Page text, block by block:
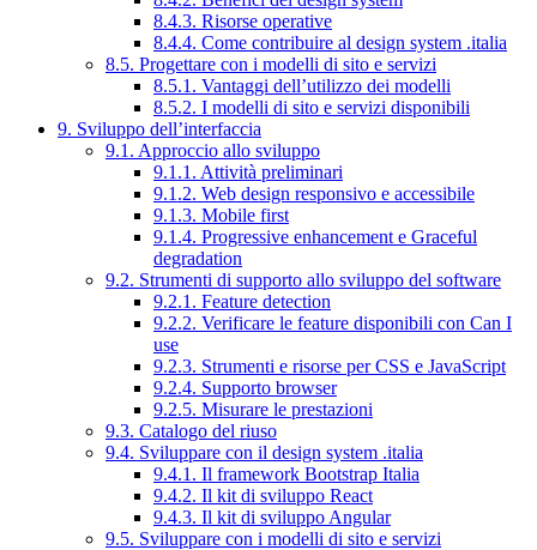
8.4.3. Risorse operative
8.4.4. Come contribuire al design system .italia
8.5. Progettare con i modelli di sito e servizi
8.5.1. Vantaggi dell’utilizzo dei modelli
8.5.2. I modelli di sito e servizi disponibili
9. Sviluppo dell’interfaccia
9.1. Approccio allo sviluppo
9.1.1. Attività preliminari
9.1.2. Web design responsivo e accessibile
9.1.3. Mobile first
9.1.4. Progressive enhancement e Graceful
degradation
9.2. Strumenti di supporto allo sviluppo del software
9.2.1. Feature detection
9.2.2. Verificare le feature disponibili con Can I
use
9.2.3. Strumenti e risorse per CSS e JavaScript
9.2.4. Supporto browser
9.2.5. Misurare le prestazioni
9.3. Catalogo del riuso
9.4. Sviluppare con il design system .italia
9.4.1. Il framework Bootstrap Italia
9.4.2. Il kit di sviluppo React
9.4.3. Il kit di sviluppo Angular
9.5. Sviluppare con i modelli di sito e servizi